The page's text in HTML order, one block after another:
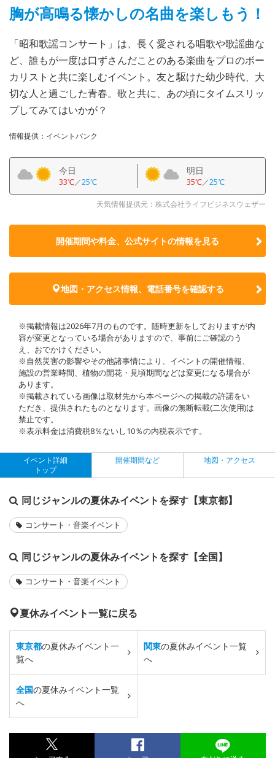
胸が高鳴る懐かしの名曲を楽しもう！
「昭和歌謡コンサート」は、長く愛される唱歌や歌謡曲な
ど、誰もが一度は口ずさんだことのある楽曲をプロのボー
カリストと共に楽しむイベント。友と駆けた幼少時代、大
切な人と過ごした青春。歌と共に、あの頃にタイムスリッ
プしてみてはいかが？
情報提供：イベントバンク
今日
33℃／25℃
明日
35℃／25℃
天気情報提供元：株式会社ライフビジネスウェザー
開催期間や料金、公式サイトの情報を見る
地図・アクセス情報、電話番号を確認する
※掲載情報は2026年7月のものです。随時更新をしておりますが内
容が変更となっている場合がありますので、事前にご確認のう
え、おでかけください。
※自然災害の影響やその他諸事情により、イベントの開催情報、
施設の営業時間、植物の開花・見頃期間などは変更になる場合が
あります。
※掲載されている画像は取材先から本ページへの掲載の許諾をい
ただき、提供されたものとなります。画像の無断転載(二次使用)は
禁止です。
※表示料金は消費税8％ないし10％の内税表示です。
イベント詳細
トップ
開催期間など 地図・アクセス
同じジャンルの夏休みイベントを探す【東京都】
コンサート・音楽イベント
同じジャンルの夏休みイベントを探す【全国】
コンサート・音楽イベント
夏休みイベント一覧に戻る
東京都の夏休みイベント一
覧へ
関東の夏休みイベント一覧
へ
全国の夏休みイベント一覧
へ